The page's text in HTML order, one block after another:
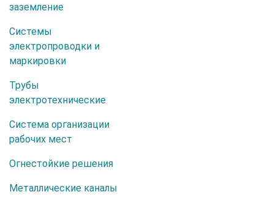
заземление
Системы
электропроводки и
маркировки
Трубы
электротехнические
Система организации
рабочих мест
Огнестойкие решения
Металлические каналы